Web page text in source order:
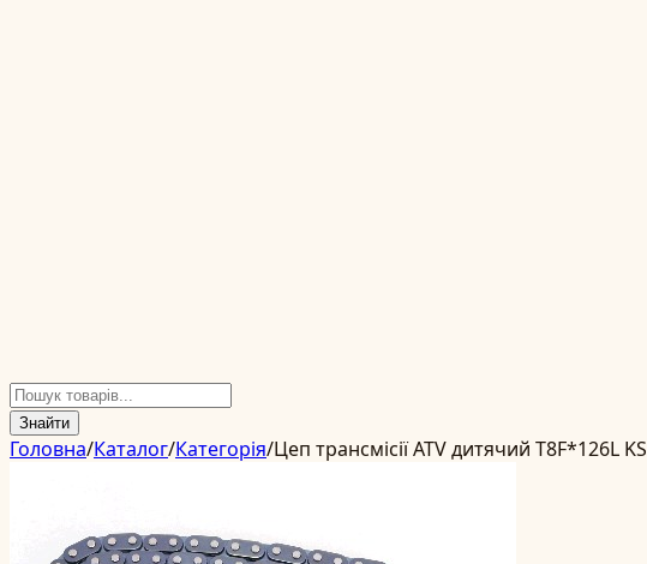
Знайти
Головна/Каталог/Категорія/Цеп трансмісії ATV дитячий T8F*126L KS